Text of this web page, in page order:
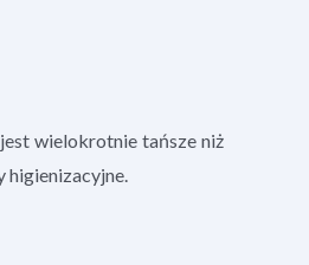
wielokrotnie tańsze niż